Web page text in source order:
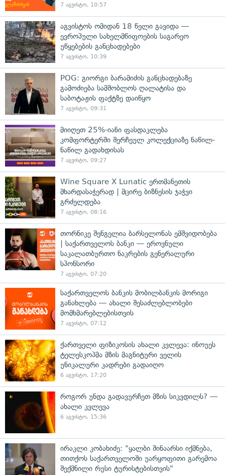
7 აგვისტო, 10:57
აგვისტოს ომიდან 18 წელი გავიდა —
ევროპული სახელმწიფოების საგარეო
უწყებების განცხადებები
7 აგვისტო, 10:39
POG: გიორგი ბარამიძის განცხადებაზე
გამოძიება სამშობლოს ღალატისა და
საბოტაჟის ფაქტზე დაიწყო
7 აგვისტო, 09:31
მიიღეთ 25%-იანი ფასდაკლება
კომფორტერში შერჩეულ კოლექციაზე ნაწილ-
ნაწილ გადახდისას
7 აგვისტო, 09:27
Wine Square X Lunatic ერთმანეთის
მხარდასაჭერად | მცირე ბიზნესის ჯაჭვი
გრძელდება
7 აგვისტო, 08:16
თორნიკე შენგელია ბარსელონას ემშვიდობება
| საქართველოს ბანკი — ეროვნული
საკალათბურთო ნაკრების გენერალური
სპონსორი
7 აგვისტო, 07:20
საქართველოს ბანკის მობილბანკის მორიგი
განახლება — ახალი შესაძლებლობები
მომხმარებლებისთვის
7 აგვისტო, 07:12
ქართველი ფიზიკოსის ახალი კვლევა: ინოუეს
ტელესკოპმა მზის მაგნიტური ველის
უნიკალური კადრები გადაიღო
6 აგვისტო, 17:20
როგორ უნდა გადავურჩეთ მზის სიკვდილს? —
ახალი კვლევა
6 აგვისტო, 15:36
ირაკლი კობახიძე: "ყალბი შინაარსი იქმნება,
თითქოს საქართველოში უარყოფითი გარემოა
შექმნილი რუსი ტურისტებისთვის"